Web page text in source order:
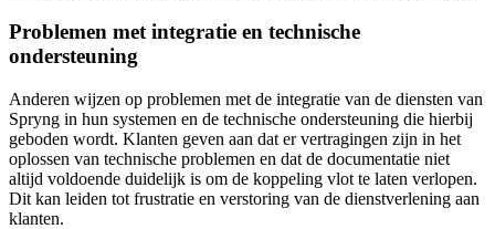
Problemen met integratie en technische
ondersteuning
Anderen wijzen op problemen met de integratie van de diensten van
Spryng in hun systemen en de technische ondersteuning die hierbij
geboden wordt. Klanten geven aan dat er vertragingen zijn in het
oplossen van technische problemen en dat de documentatie niet
altijd voldoende duidelijk is om de koppeling vlot te laten verlopen.
Dit kan leiden tot frustratie en verstoring van de dienstverlening aan
klanten.